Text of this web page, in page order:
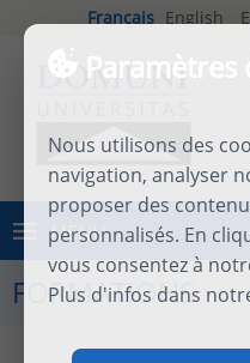
Nous utilisons des
navigation, analyser
proposer des
personnalisés. En
vous consentez à
Plus d'infos dans
Français English
MENU
FORMATIONS